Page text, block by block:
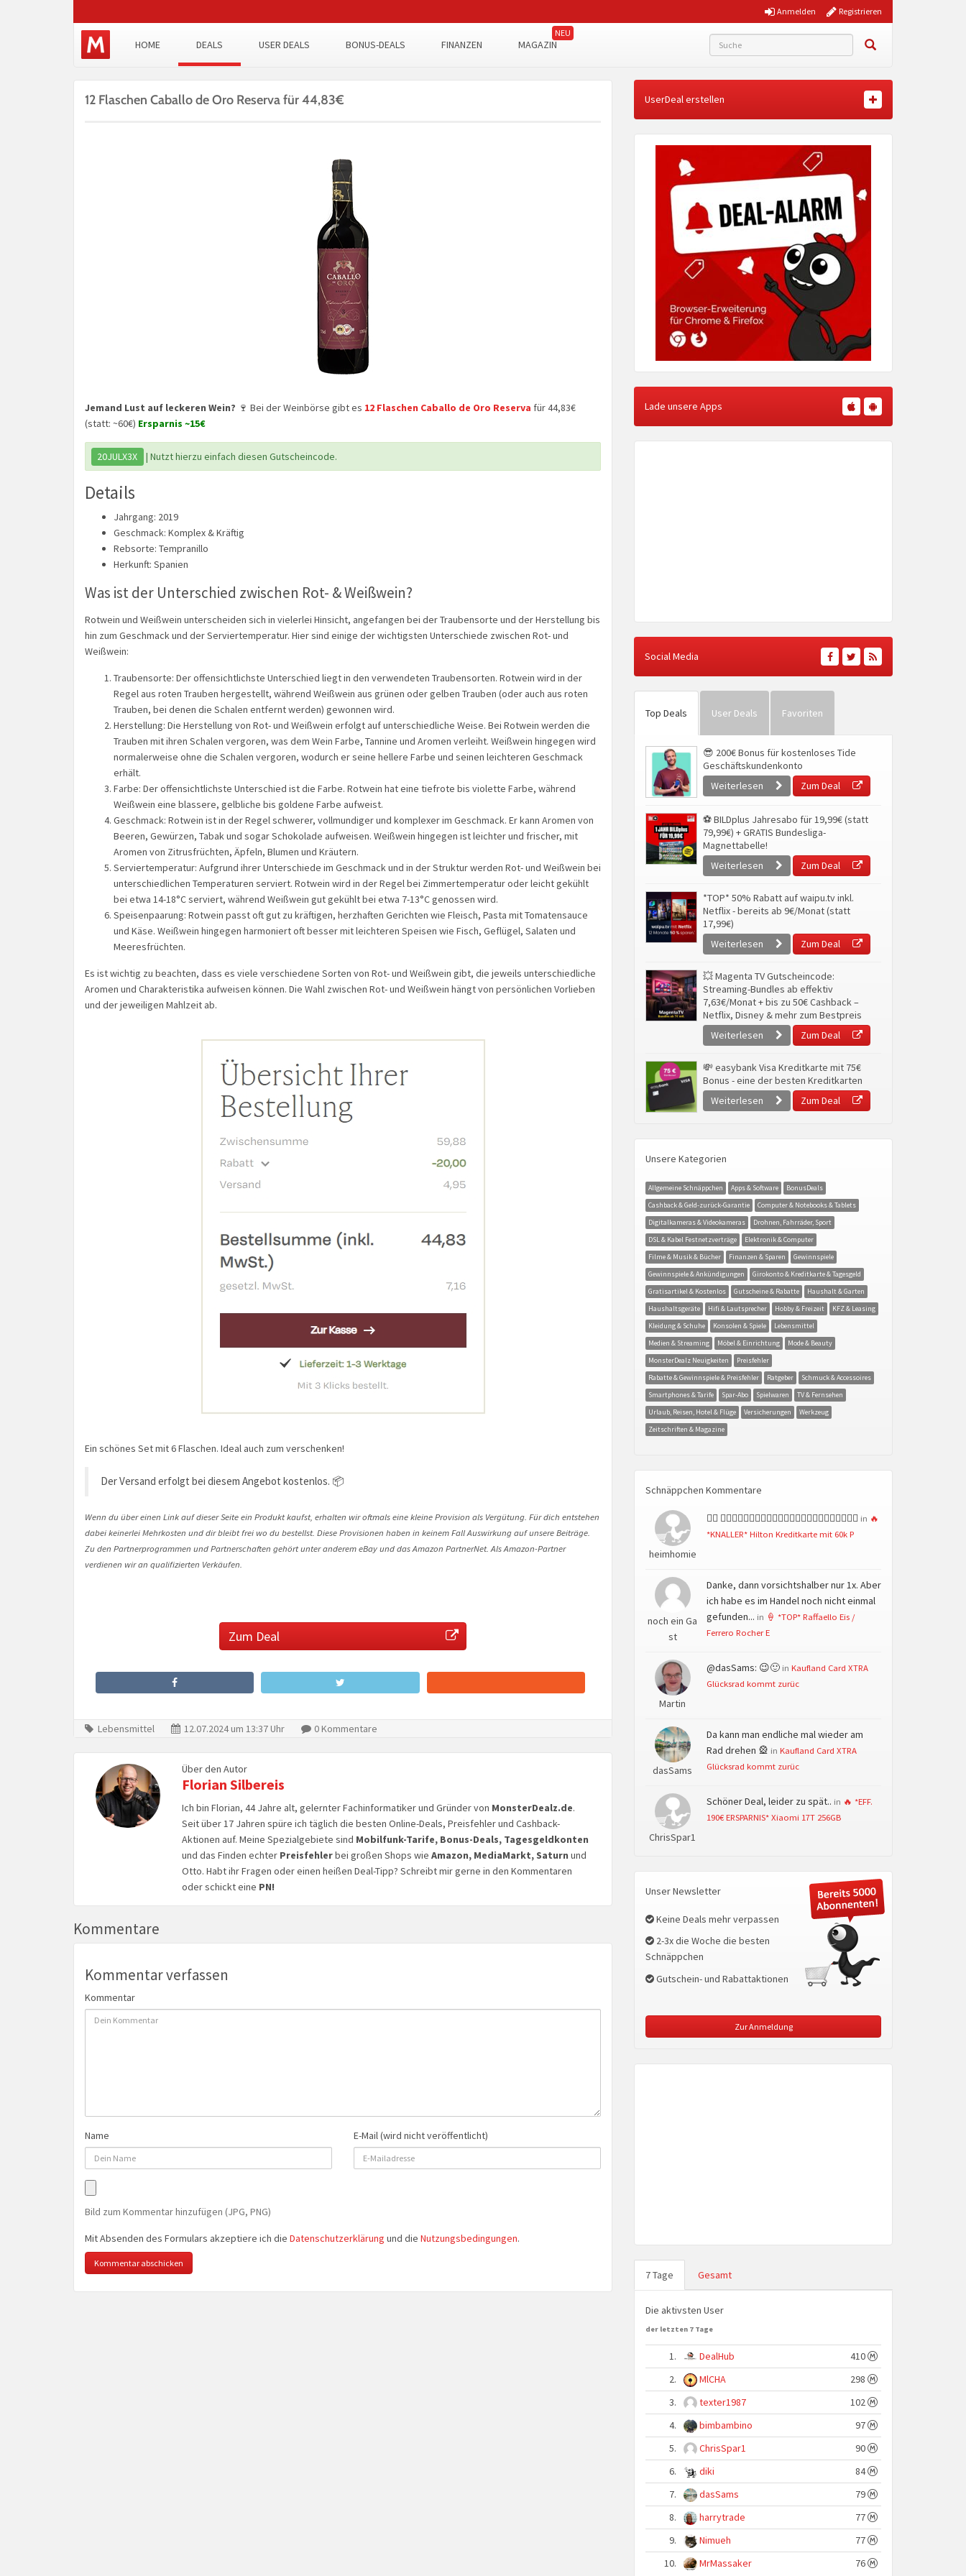
Registrieren
Anmelden
HOME DEALS USER DEALS BONUS-DEALS FINANZEN MAGAZIN
12 Flaschen Caballo de Oro Reserva für 44,83€
Jemand Lust auf leckeren Wein? 🍷 Bei der Weinbörse gibt es 12 Flaschen Caballo de Oro Reserva für 44,83€
(statt: ~60€) Ersparnis ~15€
20JULX3X | Nutzt hierzu einfach diesen Gutscheincode.
Details
Jahrgang: 2019
Geschmack: Komplex & Kräftig
Rebsorte: Tempranillo
Herkunft: Spanien
Was ist der Unterschied zwischen Rot- & Weißwein?
Rotwein und Weißwein unterscheiden sich in vielerlei Hinsicht, angefangen bei der Traubensorte und der Herstellung bis
hin zum Geschmack und der Serviertemperatur. Hier sind einige der wichtigsten Unterschiede zwischen Rot- und
Weißwein:
Traubensorte: Der offensichtlichste Unterschied liegt in den verwendeten Traubensorten. Rotwein wird in der
Regel aus roten Trauben hergestellt, während Weißwein aus grünen oder gelben Trauben (oder auch aus roten
Trauben, bei denen die Schalen entfernt werden) gewonnen wird.
Herstellung: Die Herstellung von Rot- und Weißwein erfolgt auf unterschiedliche Weise. Bei Rotwein werden die
Trauben mit ihren Schalen vergoren, was dem Wein Farbe, Tannine und Aromen verleiht. Weißwein hingegen wird
normalerweise ohne die Schalen vergoren, wodurch er seine hellere Farbe und seinen leichteren Geschmack
erhält.
Farbe: Der offensichtlichste Unterschied ist die Farbe. Rotwein hat eine tiefrote bis violette Farbe, während
Weißwein eine blassere, gelbliche bis goldene Farbe aufweist.
Geschmack: Rotwein ist in der Regel schwerer, vollmundiger und komplexer im Geschmack. Er kann Aromen von
Beeren, Gewürzen, Tabak und sogar Schokolade aufweisen. Weißwein hingegen ist leichter und frischer, mit
Aromen von Zitrusfrüchten, Äpfeln, Blumen und Kräutern.
Serviertemperatur: Aufgrund ihrer Unterschiede im Geschmack und in der Struktur werden Rot- und Weißwein bei
unterschiedlichen Temperaturen serviert. Rotwein wird in der Regel bei Zimmertemperatur oder leicht gekühlt
bei etwa 14-18°C serviert, während Weißwein gut gekühlt bei etwa 7-13°C genossen wird.
Speisenpaarung: Rotwein passt oft gut zu kräftigen, herzhaften Gerichten wie Fleisch, Pasta mit Tomatensauce
und Käse. Weißwein hingegen harmoniert oft besser mit leichteren Speisen wie Fisch, Geflügel, Salaten und
Meeresfrüchten.
Es ist wichtig zu beachten, dass es viele verschiedene Sorten von Rot- und Weißwein gibt, die jeweils unterschiedliche
Aromen und Charakteristika aufweisen können. Die Wahl zwischen Rot- und Weißwein hängt von persönlichen Vorlieben
und der jeweiligen Mahlzeit ab.
Ein schönes Set mit 6 Flaschen. Ideal auch zum verschenken!
Der Versand erfolgt bei diesem Angebot kostenlos. 📦
Wenn du über einen Link auf dieser Seite ein Produkt kaufst, erhalten wir oftmals eine kleine Provision als Vergütung. Für dich entstehen
dabei keinerlei Mehrkosten und dir bleibt frei wo du bestellst. Diese Provisionen haben in keinem Fall Auswirkung auf unsere Beiträge.
Zu den Partnerprogrammen und Partnerschaften gehört unter anderem eBay und das Amazon PartnerNet. Als Amazon-Partner
verdienen wir an qualifizierten Verkäufen.
Zum Deal
Lebensmittel 12.07.2024 um 13:37 Uhr 0 Kommentare
Über den Autor
Florian Silbereis
Ich bin Florian, 44 Jahre alt, gelernter Fachinformatiker und Gründer von MonsterDealz.de.
Seit über 17 Jahren spüre ich täglich die besten Online-Deals, Preisfehler und Cashback-
Aktionen auf. Meine Spezialgebiete sind Mobilfunk-Tarife, Bonus-Deals, Tagesgeldkonten
und das Finden echterPreisfehlerbei großen Shops wie Amazon, MediaMarkt, Saturn und
Otto. Habt ihr Fragen oder einen heißen Deal-Tipp? Schreibt mir gerne in den Kommentaren
oder schickt eine PN!
Kommentare
Kommentar verfassen
Kommentar
Name E-Mail (wird nicht veröffentlicht)
Bild zum Kommentar hinzufügen (JPG, PNG)
Mit Absenden des Formulars akzeptiere ich die Datenschutzerklärung und die Nutzungsbedingungen.
UserDeal erstellen
Lade unsere Apps
Social Media
Top Deals User Deals Favoriten
😎 200€ Bonus für kostenloses Tide
Geschäftskundenkonto
Weiterlesen
Zum Deal
⚽ BILDplus Jahresabo für 19,99€ (statt
79,99€) + GRATIS Bundesliga-
Magnettabelle!
Weiterlesen
Zum Deal
*TOP* 50% Rabatt auf waipu.tv inkl.
Netflix - bereits ab 9€/Monat (statt
17,99€)
Weiterlesen
Zum Deal
💥 Magenta TV Gutscheincode:
Streaming-Bundles ab effektiv
7,63€/Monat + bis zu 50€ Cashback –
Netflix, Disney & mehr zum Bestpreis
Weiterlesen
Zum Deal
💸 easybank Visa Kreditkarte mit 75€
Bonus - eine der besten Kreditkarten
Weiterlesen
Zum Deal
Unsere Kategorien
Allgemeine Schnäppchen Apps & Software
BonusDeals
Cashback & Geld-zurück-Garantie
Computer & Notebooks & Tablets
Digitalkameras & Videokameras
Drohnen, Fahrräder, Sport
DSL & Kabel Festnetzverträge
Elektronik & Computer
Filme & Musik & Bücher
Finanzen & Sparen
Gewinnspiele
Gewinnspiele & Ankündigungen
Girokonto & Kreditkarte & Tagesgeld
Gratisartikel & Kostenlos
Gutscheine & Rabatte
Haushalt & Garten
Haushaltsgeräte
Hifi & Lautsprecher Hobby & Freizeit
KFZ & Leasing
Kleidung & Schuhe
Konsolen & Spiele
Lebensmittel
Medien & Streaming
Möbel & Einrichtung
Mode & Beauty
MonsterDealz Neuigkeiten
Preisfehler
Rabatte & Gewinnspiele & Preisfehler
Ratgeber
Schmuck & Accessoires
Smartphones & Tarife
Spar-Abo Spielwaren
TV & Fernsehen
Urlaub, Reisen, Hotel & Flüge
Versicherungen
Werkzeug
Zeitschriften & Magazine
Schnäppchen Kommentare
heimhomie
👍🏻 👍🏻👍🏻👍🏻👍🏻👍🏻👍🏻👍🏻👍🏻👍🏻👍🏻👍🏻👍🏻 in 🔥
*KNALLER* Hilton Kreditkarte mit 60k P
noch ein Ga
st
Danke, dann vorsichtshalber nur 1x. Aber
ich habe es im Handel noch nicht einmal
gefunden... in 🍦 *TOP* Raffaello Eis /
Ferrero Rocher E
Martin
@dasSams: 😉🙂 in Kaufland Card XTRA
Glücksrad kommt zurüc
dasSams
Da kann man endliche mal wieder am
Rad drehen 🎡 in Kaufland Card XTRA
Glücksrad kommt zurüc
ChrisSpar1
Schöner Deal, leider zu spät.. in 🔥 *EFF.
190€ ERSPARNIS* Xiaomi 17T 256GB
Unser Newsletter
Keine Deals mehr verpassen
2-3x die Woche die besten
Schnäppchen
Gutschein- und Rabattaktionen
Zur Anmeldung
7 Tage Gesamt
Die aktivsten User
der letzten 7 Tage
1. DealHub
410
2.
MlCHA
298
3.
texter1987
102
4.
bimbambino
97
5.
ChrisSpar1
90
6.
diki
84
7.
dasSams
79
8.
harrytrade
77
9.
Nimueh
77
10.
MrMassaker 76